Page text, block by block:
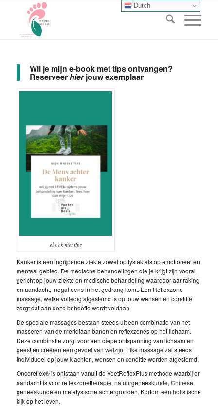
Wil je mijn e-book met tips ontvangen?
Reserveerhierjouw exemplaar
ebook met tips
Kanker is een ingrijpende ziekte zowel op fysiek als op emotioneel en
mentaal gebied. De medische behandelingen die je krijgt zijn vooral
gericht op jouw ziekte en medische behandeling waardoor aanraking
en aandacht, nogal eens in het gedrang komt. Een Reflexzone
massage, welke volledig afgestemd is op jouw wensen en conditie
zorgt dat aan deze behoefte wordt voldaan.
De speciale massages bestaan steeds uit een combinatie van het
masseren van de meridiaan banen en reflexzones op het lichaam.
Deze combinatie zorgt voor een diepe ontspanning van lichaam en
geest en creëren een gevoel van welzijn. Elke massage zal steeds
individueel op jouw klachten, wensen en conditie worden afgestemd.
Oncoreflex® is ontstaan vanuit de VoetReflexPlus methode waarbij er
aandacht is voor reflexzonetherapie, natuurgeneeskunde, Chinese
geneeskunde en metafysische achtergronden. Kortom een holistische
kijk op het leven.
Dutch